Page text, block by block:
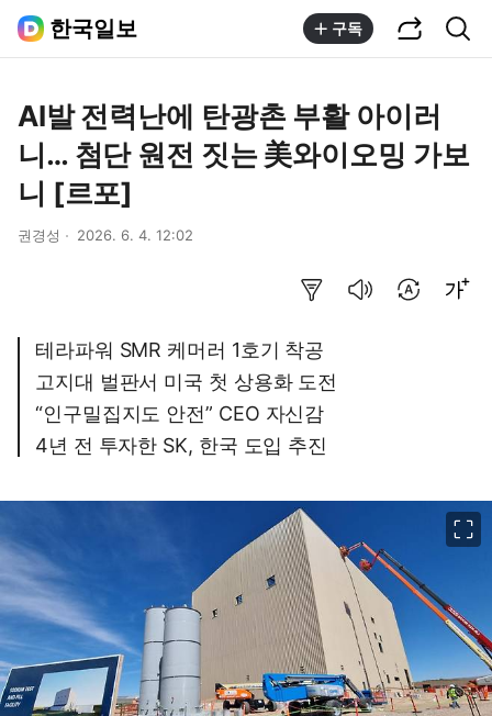
한국일보 구독
AI발 전력난에 탄광촌 부활 아이러
니… 첨단 원전 짓는 美와이오밍 가보
니 [르포]
권경성 2026. 6. 4. 12:02
테라파워 SMR 케머러 1호기 착공
고지대 벌판서 미국 첫 상용화 도전
“인구밀집지도 안전” CEO 자신감
4년 전 투자한 SK, 한국 도입 추진